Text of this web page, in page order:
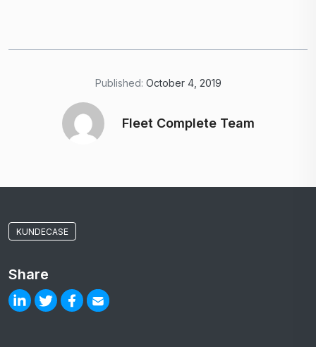
Fleet Complete Team
Published: October 4, 2019
KUNDECASE
Share